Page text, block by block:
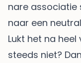
nare
naar een
Lukt het na
steeds niet?